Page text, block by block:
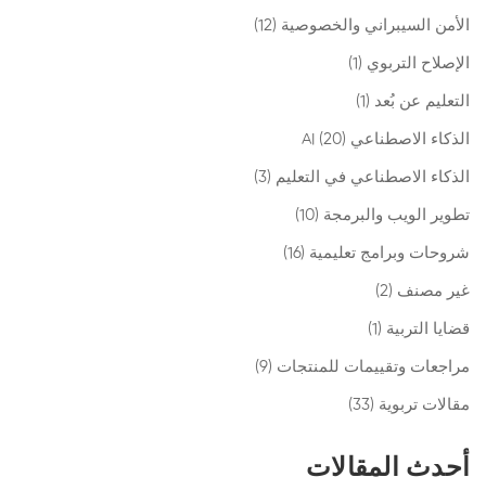
الأمن السيبراني والخصوصية (12)
الإصلاح التربوي (1)
التعليم عن بُعد (1)
الذكاء الاصطناعي AI (20)
الذكاء الاصطناعي في التعليم (3)
تطوير الويب والبرمجة (10)
شروحات وبرامج تعليمية (16)
غير مصنف (2)
قضايا التربية (1)
مراجعات وتقييمات للمنتجات (9)
مقالات تربوية (33)
أحدث المقالات